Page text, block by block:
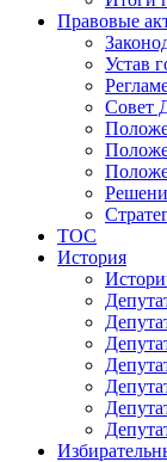
Правовые
Устав
Совет
ТОС
История